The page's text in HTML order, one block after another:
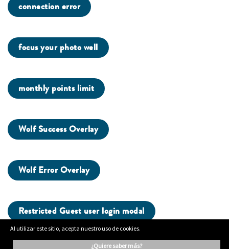
connection error
focus your photo well
monthly points limit
Wolf Success Overlay
Wolf Error Overlay
Restricted Guest user login modal
Al utilizar este sitio, acepta nuestro uso de cookies.
¿quiere saber más?